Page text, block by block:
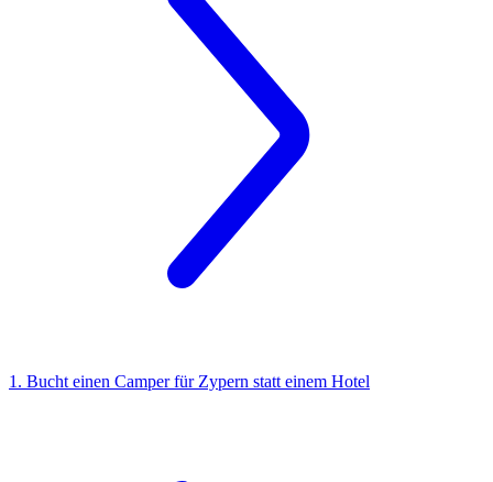
1. Bucht einen Camper für Zypern statt einem Hotel